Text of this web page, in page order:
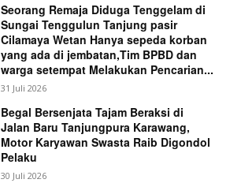
Seorang Remaja Diduga Tenggelam di
Sungai Tenggulun Tanjung pasir
Cilamaya Wetan Hanya sepeda korban
yang ada di jembatan,Tim BPBD dan
warga setempat Melakukan Pencarian...
31 Juli 2026
Begal Bersenjata Tajam Beraksi di
Jalan Baru Tanjungpura Karawang,
Motor Karyawan Swasta Raib Digondol
Pelaku
30 Juli 2026